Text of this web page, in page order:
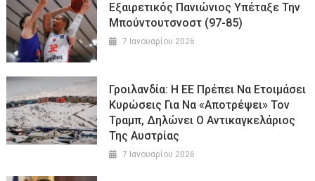
Εξαιρετικός Πανιώνιος Υπέταξε Την
Μπούντουτσνοστ (97-85)
7 Ιανουαρίου 2026
Γροιλανδία: Η ΕΕ Πρέπει Να Ετοιμάσει
Κυρώσεις Για Να «αποτρέψει» Τον
Τραμπ, Δηλώνει Ο Αντικαγκελάριος
Της Αυστρίας
7 Ιανουαρίου 2026